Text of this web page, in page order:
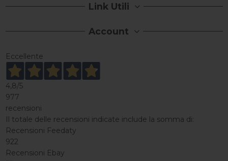
Link Utili
Account
Eccellente
4,8/5
977
recensioni
Il totale delle recensioni indicate include la somma di:
Recensioni Feedaty
922
Recensioni Ebay